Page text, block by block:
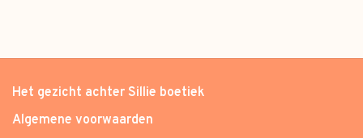
Het gezicht achter Sillie boetiek
Algemene voorwaarden